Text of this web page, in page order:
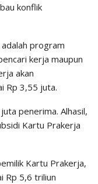
konflik
program
kerja maupun
akan
Rp 3,55 juta.
penerima. Alhasil,
Kartu Prakerja
Kartu Prakerja,
Rp 5,6 triliun